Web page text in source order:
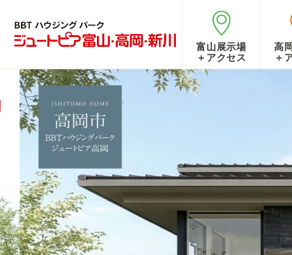
富山展示場
＋アクセス
高
＋